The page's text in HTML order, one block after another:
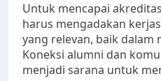
Untuk mencapai
harus mengadakan
yang relevan, baik dalam
Koneksi alumni dan
menjadi sarana untuk